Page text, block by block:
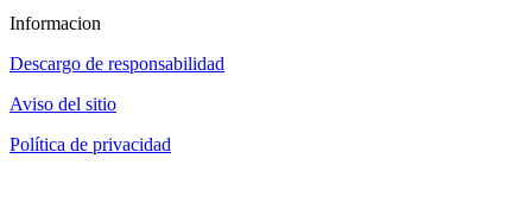
Informacion
Descargo de responsabilidad
Aviso del sitio
Política de privacidad